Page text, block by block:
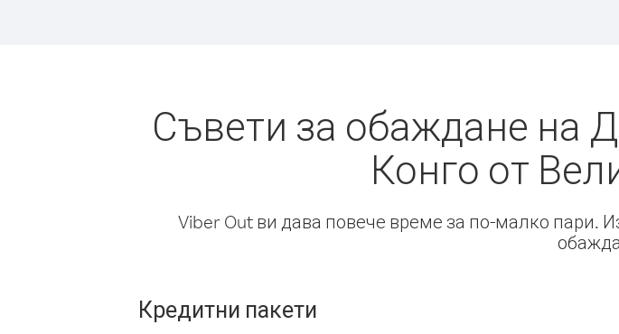
Съвети за обаждане на
Конго от
Viber Out ви дава повече време за по-малко пари.
Кредитни пакети